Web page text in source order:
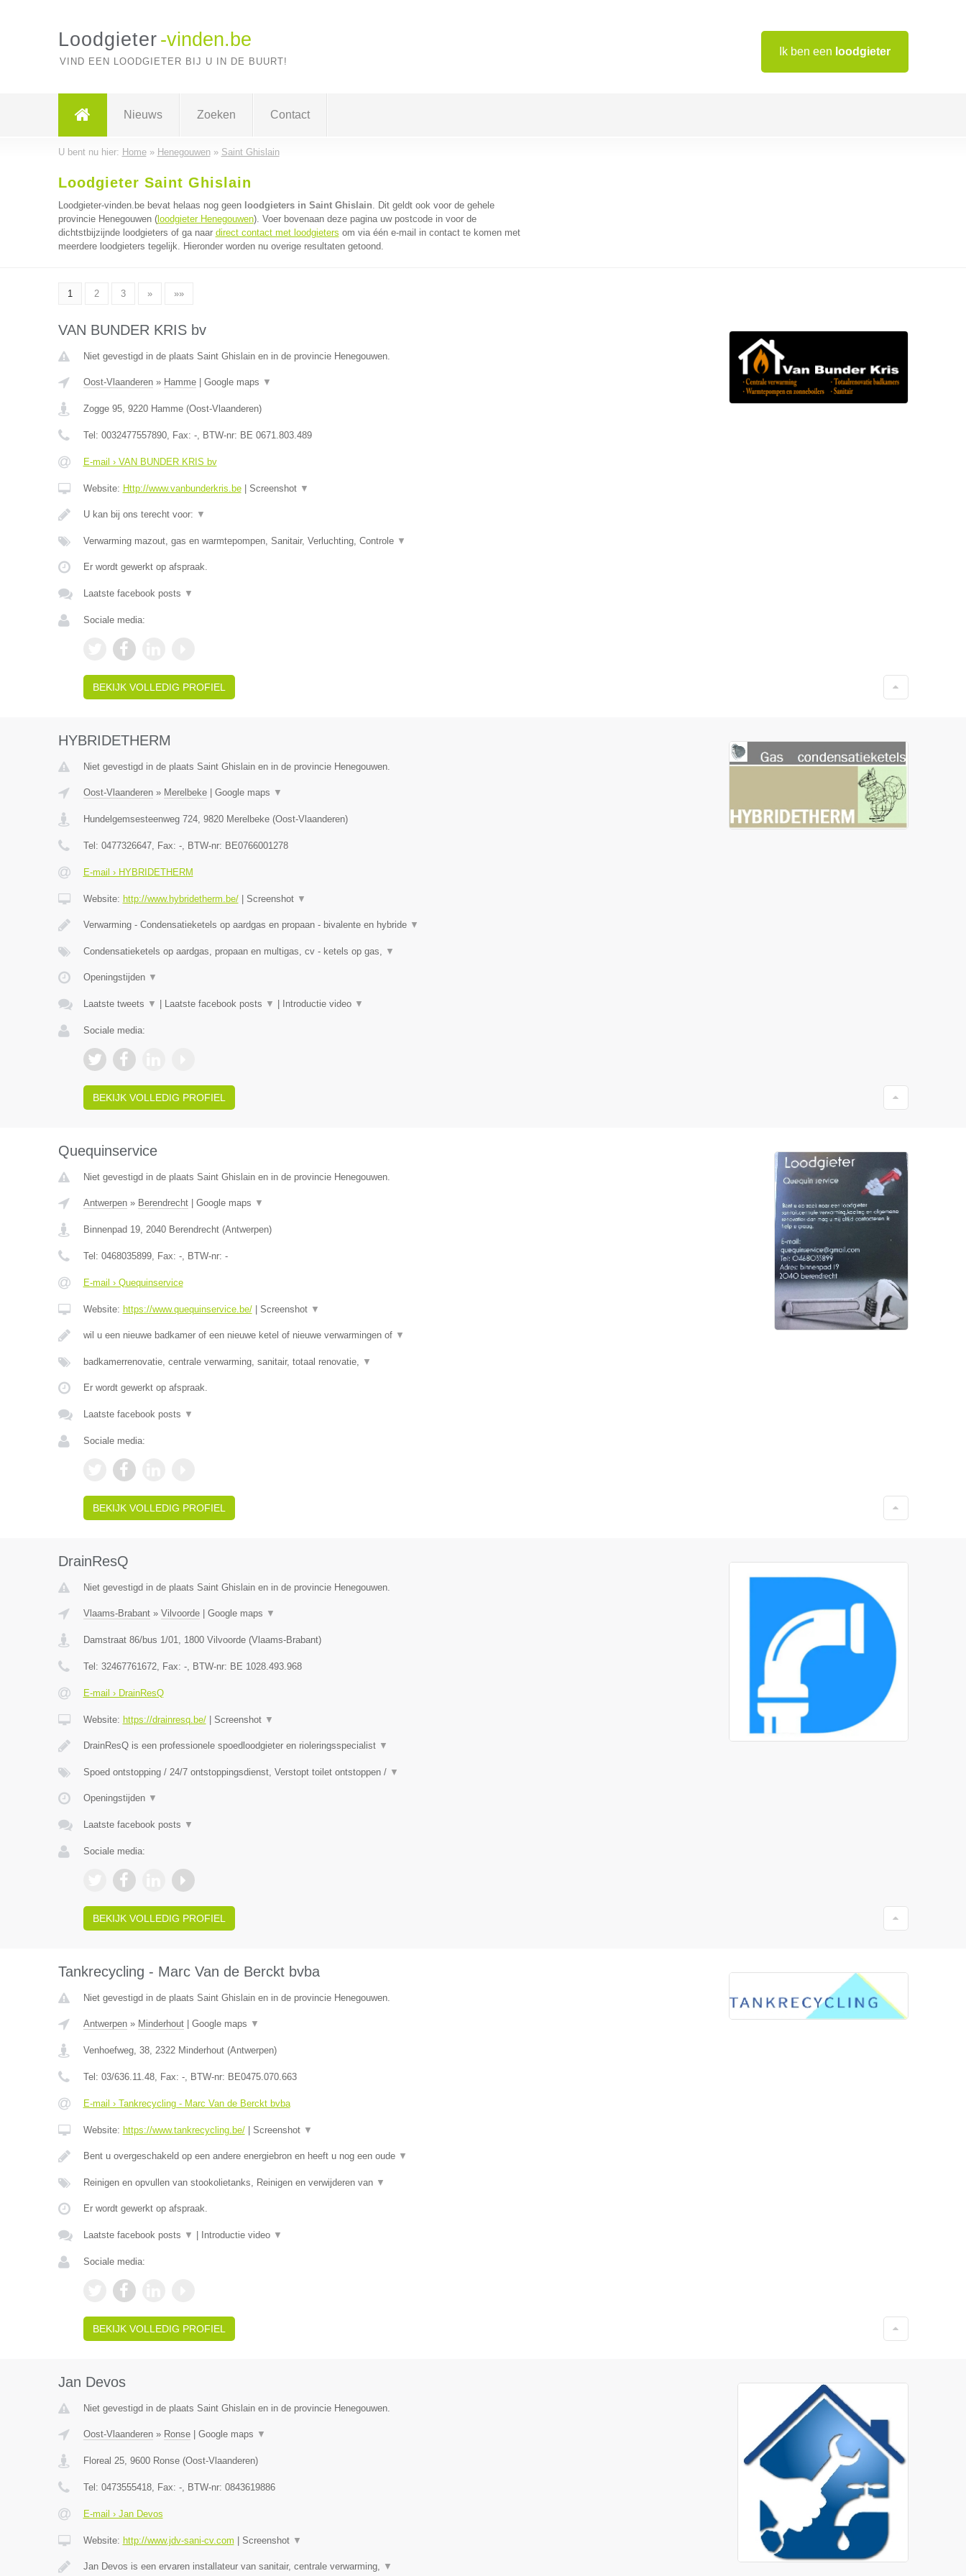
Ik ben een loodgieter
Loodgieter -vinden.be
VIND EEN LOODGIETER BIJ U IN DE BUURT!
Nieuws Zoeken Contact
U bent nu hier: Home» Henegouwen» Saint Ghislain
Loodgieter Saint Ghislain
Loodgieter-vinden.be bevat helaas nog geen loodgieters in Saint Ghislain. Dit geldt ook voor de gehele
provincie Henegouwen (loodgieter Henegouwen). Voer bovenaan deze pagina uw postcode in voor de
dichtstbijzijnde loodgieters of ga naar direct contact met loodgieters om via één e-mail in contact te komen met
meerdere loodgieters tegelijk. Hieronder worden nu overige resultaten getoond.
1 2 3 » »»
VAN BUNDER KRIS bv
Niet gevestigd in de plaats Saint Ghislain en in de provincie Henegouwen.
Oost-Vlaanderen» Hamme| Google maps ▼
Zogge 95, 9220 Hamme(Oost-Vlaanderen)
Tel: 0032477557890, Fax: -, BTW-nr: BE 0671.803.489
E-mail › VAN BUNDER KRIS bv
Website: Http://www.vanbunderkris.be| Screenshot ▼
U kan bij ons terecht voor: ▼
Verwarming mazout, gas en warmtepompen, Sanitair, Verluchting, Controle ▼
Er wordt gewerkt op afspraak.
Laatste facebook posts ▼
Sociale media:
BEKIJK VOLLEDIG PROFIEL
HYBRIDETHERM
Niet gevestigd in de plaats Saint Ghislain en in de provincie Henegouwen.
Oost-Vlaanderen» Merelbeke| Google maps ▼
Hundelgemsesteenweg 724, 9820 Merelbeke(Oost-Vlaanderen)
Tel: 0477326647, Fax: -, BTW-nr: BE0766001278
E-mail › HYBRIDETHERM
Website: http://www.hybridetherm.be/| Screenshot ▼
Verwarming - Condensatieketels op aardgas en propaan - bivalente en hybride ▼
Condensatieketels op aardgas, propaan en multigas, cv - ketels op gas, ▼
Openingstijden ▼
Laatste tweets ▼ Laatste facebook posts ▼ Introductie video ▼
Sociale media:
BEKIJK VOLLEDIG PROFIEL
Quequinservice
Niet gevestigd in de plaats Saint Ghislain en in de provincie Henegouwen.
Antwerpen» Berendrecht| Google maps ▼
Binnenpad 19, 2040 Berendrecht(Antwerpen)
Tel: 0468035899, Fax: -, BTW-nr: -
E-mail › Quequinservice
Website: https://www.quequinservice.be/| Screenshot ▼
wil u een nieuwe badkamer of een nieuwe ketel of nieuwe verwarmingen of ▼
badkamerrenovatie, centrale verwarming, sanitair, totaal renovatie, ▼
Er wordt gewerkt op afspraak.
Laatste facebook posts ▼
Sociale media:
BEKIJK VOLLEDIG PROFIEL
DrainResQ
Niet gevestigd in de plaats Saint Ghislain en in de provincie Henegouwen.
Vlaams-Brabant» Vilvoorde| Google maps ▼
Damstraat 86/bus 1/01, 1800 Vilvoorde(Vlaams-Brabant)
Tel: 32467761672, Fax: -, BTW-nr: BE 1028.493.968
E-mail › DrainResQ
Website: https://drainresq.be/| Screenshot ▼
DrainResQ is een professionele spoedloodgieter en rioleringsspecialist ▼
Spoed ontstopping / 24/7 ontstoppingsdienst, Verstopt toilet ontstoppen / ▼
Openingstijden ▼
Laatste facebook posts ▼
Sociale media:
BEKIJK VOLLEDIG PROFIEL
Tankrecycling - Marc Van de Berckt bvba
Niet gevestigd in de plaats Saint Ghislain en in de provincie Henegouwen.
Antwerpen» Minderhout| Google maps ▼
Venhoefweg, 38, 2322 Minderhout(Antwerpen)
Tel: 03/636.11.48, Fax: -, BTW-nr: BE0475.070.663
E-mail › Tankrecycling - Marc Van de Berckt bvba
Website: https://www.tankrecycling.be/| Screenshot ▼
Bent u overgeschakeld op een andere energiebron en heeft u nog een oude ▼
Reinigen en opvullen van stookolietanks, Reinigen en verwijderen van ▼
Er wordt gewerkt op afspraak.
Laatste facebook posts ▼ Introductie video ▼
Sociale media:
BEKIJK VOLLEDIG PROFIEL
Jan Devos
Niet gevestigd in de plaats Saint Ghislain en in de provincie Henegouwen.
Oost-Vlaanderen» Ronse| Google maps ▼
Floreal 25, 9600 Ronse(Oost-Vlaanderen)
Tel: 0473555418, Fax: -, BTW-nr: 0843619886
E-mail › Jan Devos
Website: http://www.jdv-sani-cv.com Screenshot ▼
Jan Devos is een ervaren installateur van sanitair, centrale verwarming, ▼